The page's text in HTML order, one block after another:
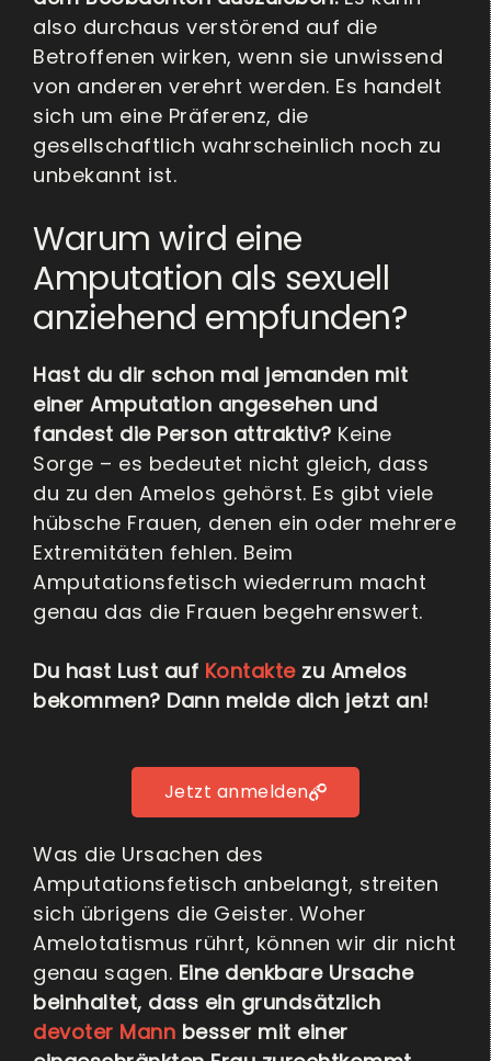
also durchaus verstörend auf die
Betroffenen wirken, wenn sie unwissend
von anderen verehrt werden. Es handelt
sich um eine Präferenz, die
gesellschaftlich wahrscheinlich noch zu
unbekannt ist.
Warum wird eine
Amputation als sexuell
anziehend empfunden?
Hast du dir schon mal jemanden mit
einer Amputation angesehen und
fandest die Person attraktiv? Keine
Sorge – es bedeutet nicht gleich, dass
du zu den Amelos gehörst. Es gibt viele
hübsche Frauen, denen ein oder mehrere
Extremitäten fehlen. Beim
Amputationsfetisch wiederrum macht
genau das die Frauen begehrenswert.
Du hast Lust auf Kontaktezu Amelos
bekommen? Dann melde dich jetzt an!
Jetzt anmelden
Was die Ursachen des
Amputationsfetisch anbelangt, streiten
sich übrigens die Geister. Woher
Amelotatismus rührt, können wir dir nicht
genau sagen. Eine denkbare Ursache
beinhaltet, dass ein grundsätzlich
devoter Mann besser mit einer